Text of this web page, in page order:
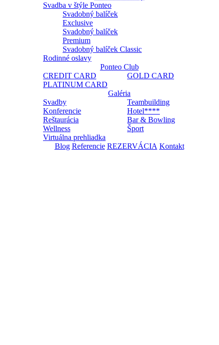
Svadba v štýle Ponteo
Svadobný balíček
Exclusive
Svadobný balíček
Premium
Svadobný balíček Classic
Rodinné oslavy
Ponteo Club
CREDIT CARD
GOLD CARD
PLATINUM CARD
Galéria
Svadby
Teambuilding
Konferencie
Hotel****
Reštaurácia
Bar & Bowling
Wellness
Šport
Virtuálna prehliadka
Blog Referencie REZERVÁCIA Kontakt